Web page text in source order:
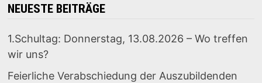
NEUESTE BEITRÄGE
1.Schultag: Donnerstag, 13.08.2026 – Wo treffen
wir uns?
Feierliche Verabschiedung der Auszubildenden